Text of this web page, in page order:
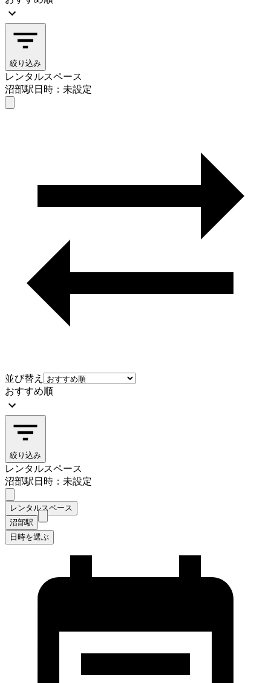
絞り込み
レンタルスペース
沼部駅日時：未設定
並び替え
おすすめ順
絞り込み
レンタルスペース
沼部駅日時：未設定
レンタルスペース
沼部駅
日時を選ぶ